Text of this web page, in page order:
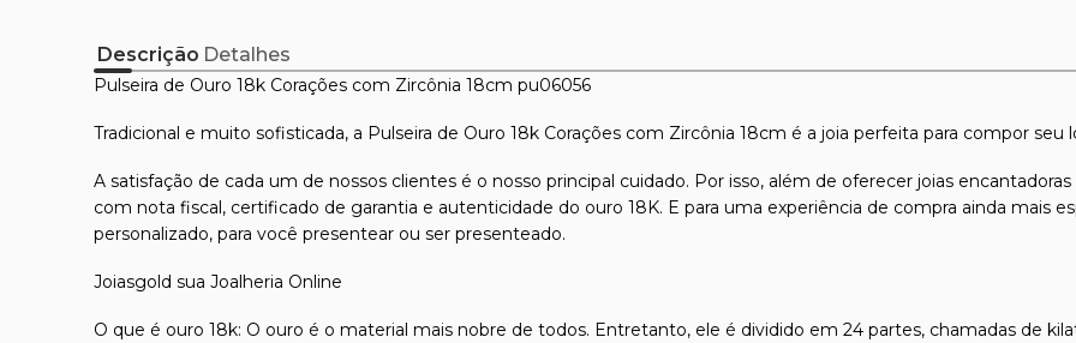
Descrição Detalhes
Pulseira de Ouro 18k Corações com Zircônia 18cm pu06056
Tradicional e muito sofisticada, a Pulseira de Ouro 18k Corações com Zircônia 18cm é a joia perfeita para compor seu
A satisfação de cada um de nossos clientes é o nosso principal cuidado. Por isso, além de oferecer joias
com nota fiscal, certificado de garantia e autenticidade do ouro 18K. E para uma experiência de compra ainda mais
personalizado, para você presentear ou ser presenteado.
Joiasgold sua Joalheria Online
O que é ouro 18k: O ouro é o material mais nobre de todos. Entretanto, ele é dividido em 24 partes, chamadas de